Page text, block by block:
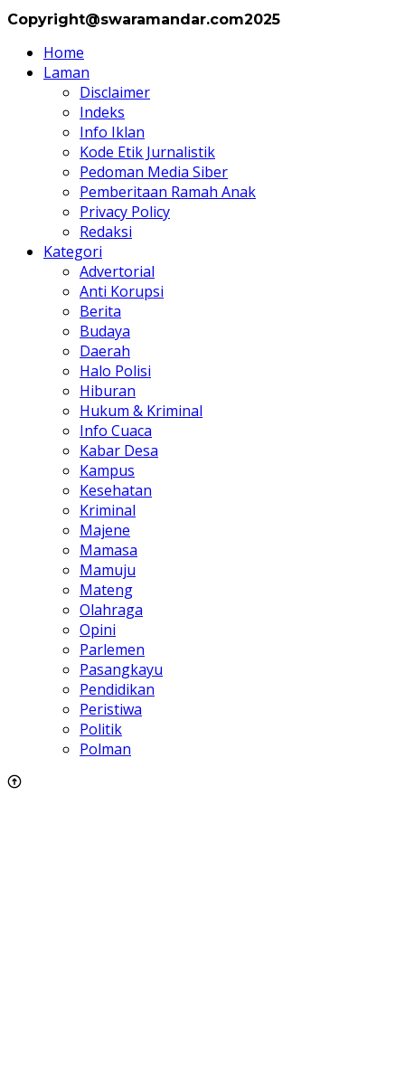
Copyright@swaramandar.com2025
Home
Laman
Disclaimer
Indeks
Info Iklan
Kode Etik Jurnalistik
Pedoman Media Siber
Pemberitaan Ramah Anak
Privacy Policy
Redaksi
Kategori
Advertorial
Anti Korupsi
Berita
Budaya
Daerah
Halo Polisi
Hiburan
Hukum & Kriminal
Info Cuaca
Kabar Desa
Kampus
Kesehatan
Kriminal
Majene
Mamasa
Mamuju
Mateng
Olahraga
Opini
Parlemen
Pasangkayu
Pendidikan
Peristiwa
Politik
Polman